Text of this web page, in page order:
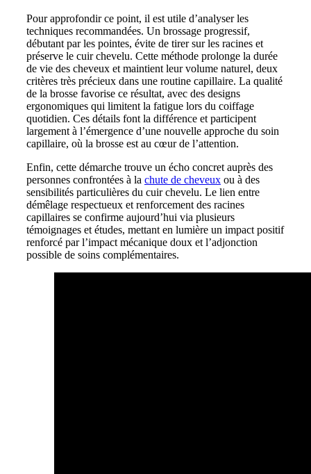
Pour approfondir ce point, il est utile d’analyser les
techniques recommandées. Un brossage progressif,
débutant par les pointes, évite de tirer sur les racines et
préserve le cuir chevelu. Cette méthode prolonge la durée
de vie des cheveux et maintient leur volume naturel, deux
critères très précieux dans une routine capillaire. La qualité
de la brosse favorise ce résultat, avec des designs
ergonomiques qui limitent la fatigue lors du coiffage
quotidien. Ces détails font la différence et participent
largement à l’émergence d’une nouvelle approche du soin
capillaire, où la brosse est au cœur de l’attention.
Enfin, cette démarche trouve un écho concret auprès des
personnes confrontées à la chute de cheveux ou à des
sensibilités particulières du cuir chevelu. Le lien entre
démêlage respectueux et renforcement des racines
capillaires se confirme aujourd’hui via plusieurs
témoignages et études, mettant en lumière un impact positif
renforcé par l’impact mécanique doux et l’adjonction
possible de soins complémentaires.